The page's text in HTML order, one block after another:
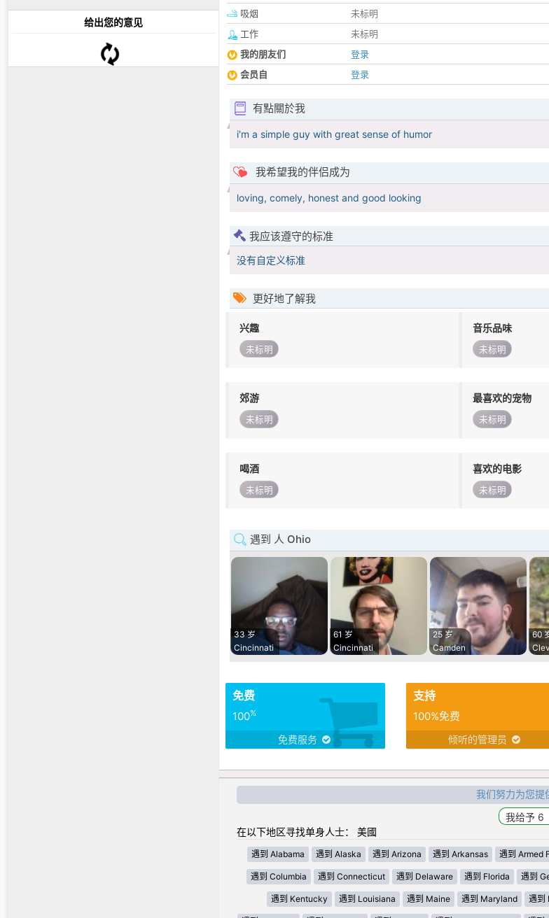
给出您的意见
吸烟
未标明
工作
未标明
我的朋友们
登录
会员自
登录
有點關於我
i'm a simple guy with great sense of humor
我希望我的伴侣成为
loving, comely, honest and good looking
我应该遵守的标准
没有自定义标准
更好地了解我
兴趣
未标明
音乐品味
未标明
郊游
未标明
最喜欢的宠物
未标明
喝酒
未标明
喜欢的电影
未标明
遇到 人 Ohio
33 岁
Cincinnati
61 岁
Cincinnati
25 岁
Camden
60
免费
100%
免费服务
支持
100%免费
倾听的管理员
我们努力为您提
在以下地区寻找单身人士： 美國
遇到 Alabama 遇到 Alaska 遇到 Arizona 遇到 Arkansas 遇到 Armed
遇到 Columbia 遇到 Connecticut 遇到 Delaware 遇到 Florida 遇到
遇到 Kentucky 遇到 Louisiana 遇到 Maine 遇到 Maryland 遇到